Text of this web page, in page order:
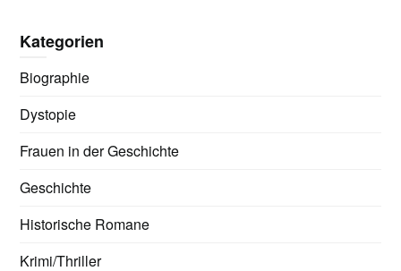
Kategorien
Biographie
Dystopie
Frauen in der Geschichte
Geschichte
Historische Romane
Krimi/Thriller